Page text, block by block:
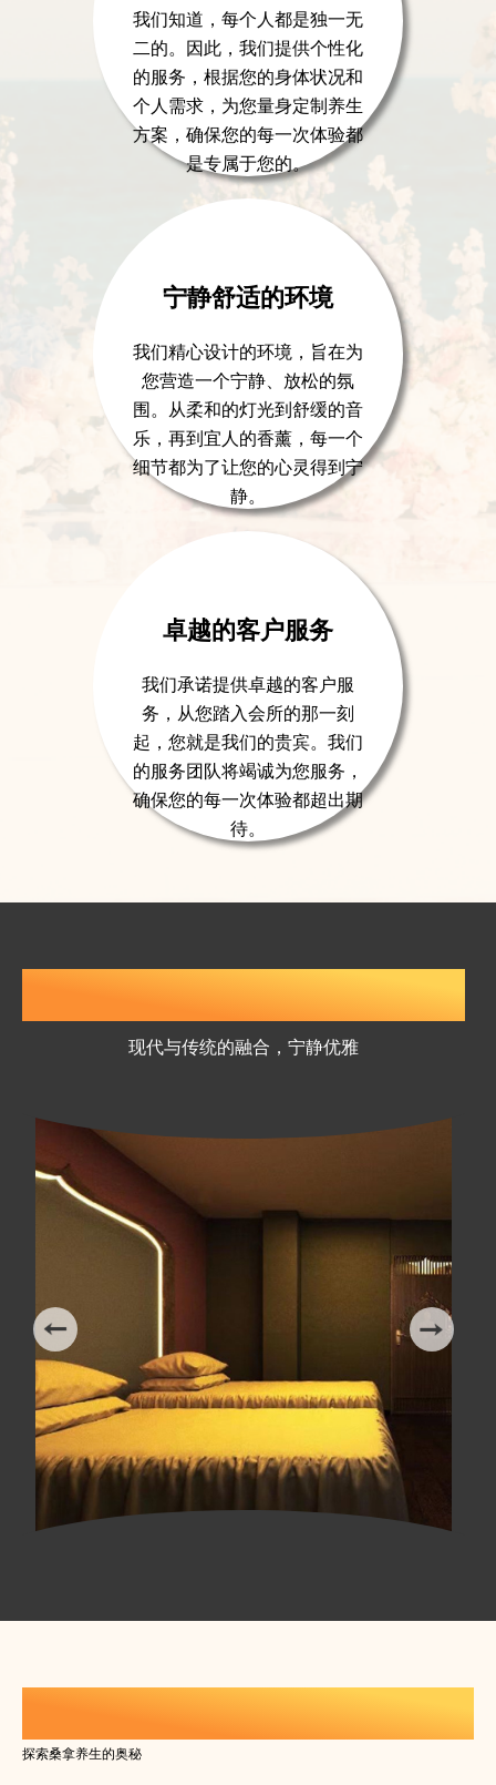
我们知道，每个人都是独一无
二的。因此，我们提供个性化
的服务，根据您的身体状况和
个人需求，为您量身定制养生
方案，确保您的每一次体验都
是专属于您的。
宁静舒适的环境
我们精心设计的环境，旨在为
您营造一个宁静、放松的氛
围。从柔和的灯光到舒缓的音
乐，再到宜人的香薰，每一个
细节都为了让您的心灵得到宁
静。
卓越的客户服务
我们承诺提供卓越的客户服
务，从您踏入会所的那一刻
起，您就是我们的贵宾。我们
的服务团队将竭诚为您服务，
确保您的每一次体验都超出期
待。
会馆优美的环境
现代与传统的融合，宁静优雅
休闲生活养生知识
探索桑拿养生的奥秘